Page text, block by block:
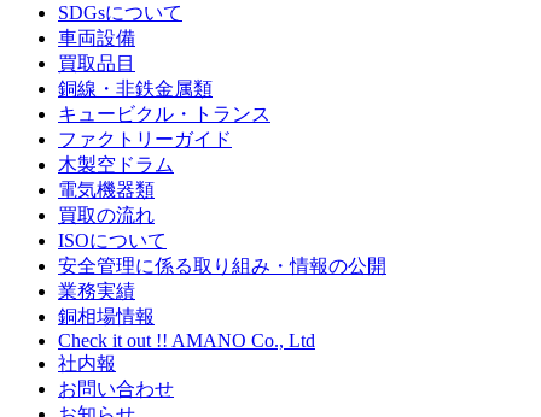
SDGsについて
車両設備
買取品目
銅線・非鉄金属類
キュービクル・トランス
ファクトリーガイド
木製空ドラム
電気機器類
買取の流れ
ISOについて
安全管理に係る取り組み・情報の公開
業務実績
銅相場情報
Check it out !! AMANO Co., Ltd
社内報
お問い合わせ